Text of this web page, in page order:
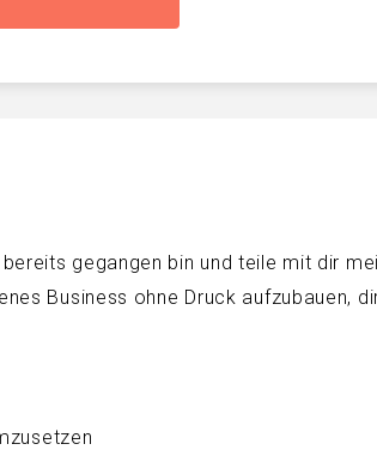
gegangen bin und teile mit dir
Business ohne Druck aufzubauen,